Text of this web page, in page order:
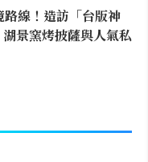
線！造訪「台版神
景窯烤披薩與人氣私